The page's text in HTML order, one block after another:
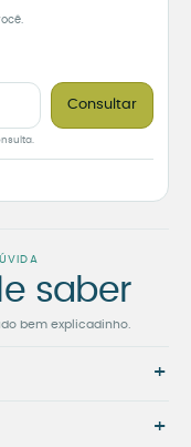
Consultar
saber
bem explicadinho.
+
+